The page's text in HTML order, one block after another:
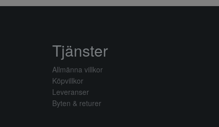
Tjänster
Allmänna villkor
Köpvillkor
Leveranser
Byten & returer